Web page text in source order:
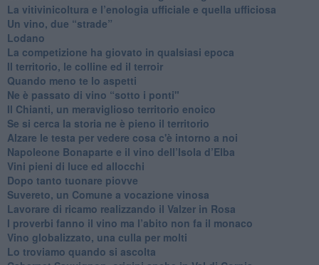
​La vitivinicoltura e l’enologia ufficiale e quella ufficiosa
​Un vino, due “strade”
Lodano
​La competizione ha giovato in qualsiasi epoca
Il territorio, le colline ed il terroir
Quando meno te lo aspetti
​Ne è passato di vino “sotto i ponti"
​Il Chianti, un meraviglioso territorio enoico
​Se si cerca la storia ne è pieno il territorio
Alzare le testa per vedere cosa c'è intorno a noi
​Napoleone Bonaparte e il vino dell’Isola d’Elba
Vini pieni di luce ed allocchi
Dopo tanto tuonare piovve
Suvereto, un Comune a vocazione vinosa
Lavorare di ricamo realizzando il Valzer in Rosa
​I proverbi fanno il vino ma l’abito non fa il monaco
Vino globalizzato, una culla per molti
Lo troviamo quando si ascolta